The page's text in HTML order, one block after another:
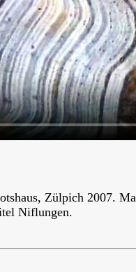
Zülpich 2007.
Niflungen.